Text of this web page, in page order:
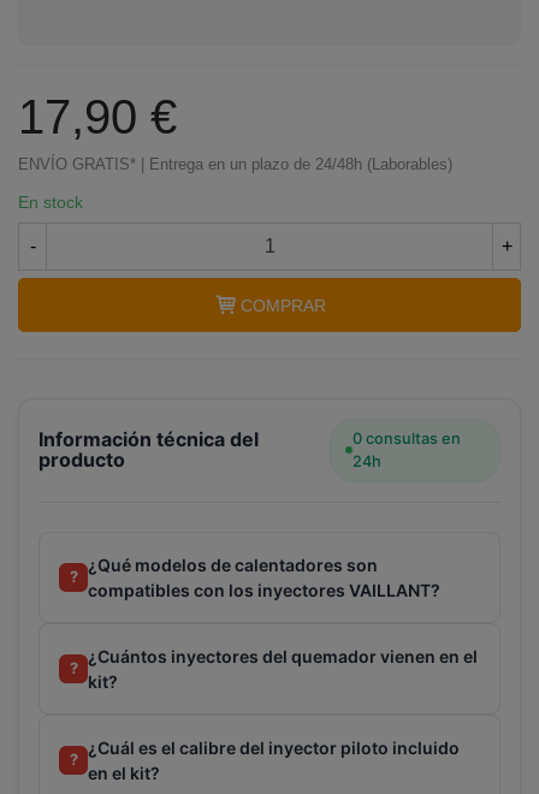
17,90 €
ENVÍO GRATIS* | Entrega en un plazo de 24/48h (Laborables)
En stock
- +
COMPRAR
Información técnica del
producto
0 consultas en
24h
?
¿Qué modelos de calentadores son
compatibles con los inyectores VAILLANT?
?
¿Cuántos inyectores del quemador vienen en el
kit?
?
¿Cuál es el calibre del inyector piloto incluido
en el kit?